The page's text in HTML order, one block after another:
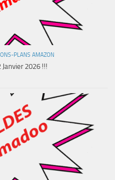
PLANS AMAZON
2026 !!!